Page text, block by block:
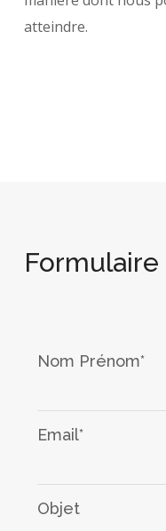
atteindre.
Formulaire
Nom Prénom*
Email*
Objet